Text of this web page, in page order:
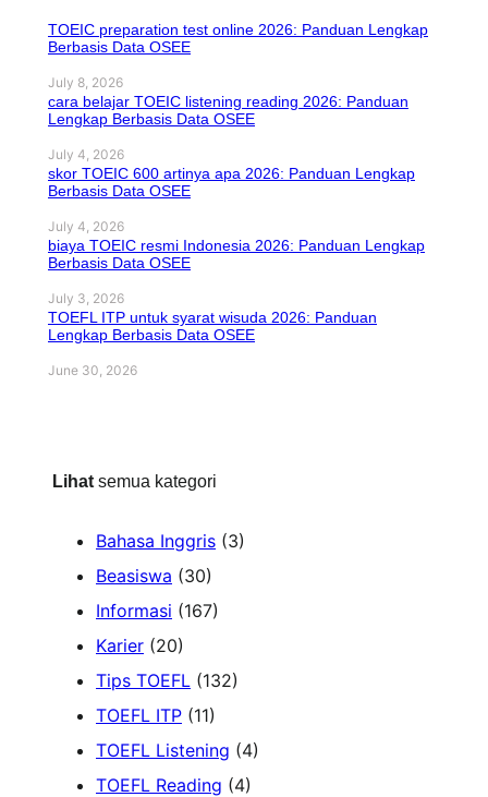
TOEIC preparation test online 2026: Panduan Lengkap
Berbasis Data OSEE
July 8, 2026
cara belajar TOEIC listening reading 2026: Panduan
Lengkap Berbasis Data OSEE
July 4, 2026
skor TOEIC 600 artinya apa 2026: Panduan Lengkap
Berbasis Data OSEE
July 4, 2026
biaya TOEIC resmi Indonesia 2026: Panduan Lengkap
Berbasis Data OSEE
July 3, 2026
TOEFL ITP untuk syarat wisuda 2026: Panduan
Lengkap Berbasis Data OSEE
June 30, 2026
Lihat semua kategori
Bahasa Inggris (3)
Beasiswa (30)
Informasi (167)
Karier (20)
Tips TOEFL (132)
TOEFL ITP (11)
TOEFL Listening (4)
TOEFL Reading (4)